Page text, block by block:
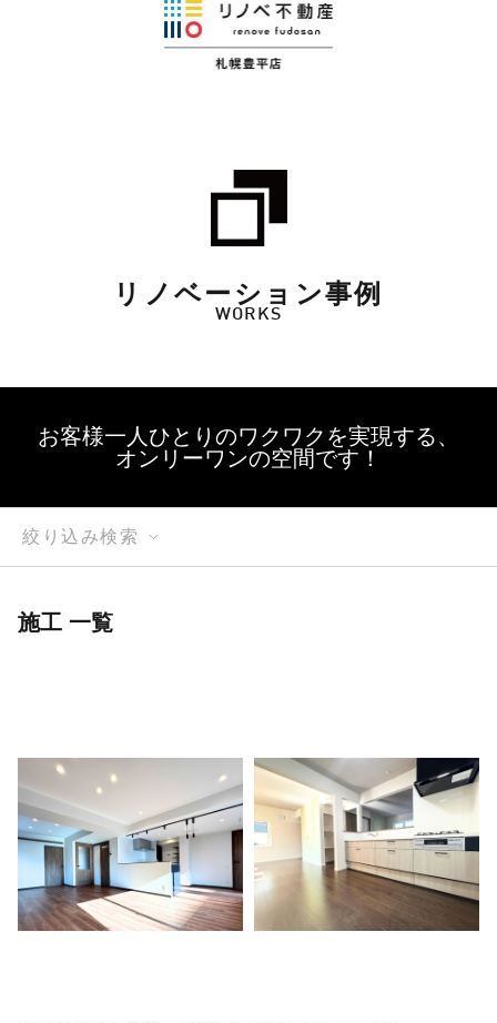
リノベーション事例
WORKS
お客様一人ひとりのワクワクを実現する、
オンリーワンの空間です！
絞り込み検索
施工 一覧